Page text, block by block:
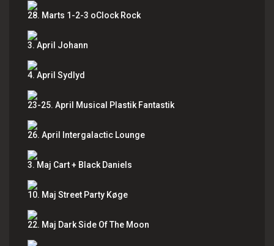
28. Marts 1-2-3 oClock Rock
3. April Johann
4. April Sydlyd
23-25. April Musical Plastik Fantastik
26. April Intergalactic Lounge
3. Maj Cart + Black Daniels
10. Maj Street Party Køge
22. Maj Dark Side Of The Moon